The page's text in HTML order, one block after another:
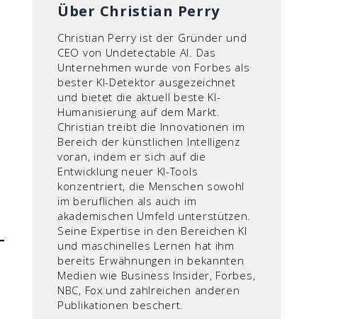
Über Christian Perry
Christian Perry ist der Gründer und
CEO von Undetectable AI. Das
Unternehmen wurde von Forbes als
bester KI-Detektor ausgezeichnet
und bietet die aktuell beste KI-
Humanisierung auf dem Markt.
Christian treibt die Innovationen im
Bereich der künstlichen Intelligenz
voran, indem er sich auf die
Entwicklung neuer KI-Tools
konzentriert, die Menschen sowohl
im beruflichen als auch im
akademischen Umfeld unterstützen.
Seine Expertise in den Bereichen KI
und maschinelles Lernen hat ihm
bereits Erwähnungen in bekannten
Medien wie Business Insider, Forbes,
NBC, Fox und zahlreichen anderen
Publikationen beschert.